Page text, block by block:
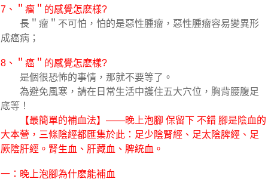
7、＂瘤＂的感覺怎麽樣?
長＂瘤＂不可怕，怕的是惡性腫瘤，惡性腫瘤容易變異形
成癌病；
8、＂癌＂的感覺怎麽樣?
是個很恐怖的事情，那就不要等了。
為避免風寒，請在日常生活中護住五大穴位，胸背腰腹足
底等！
【最簡單的補血法】——晚上泡腳 保留下 不錯 腳是陰血的
大本營，三條陰經都匯集於此：足少陰腎經、足太陰脾經、足
厥陰肝經。腎生血、肝藏血、脾統血。
一：晚上泡腳為什麽能補血